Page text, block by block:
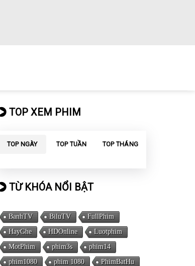
TOP XEM PHIM
TOP NGÀY TOP TUẦN TOP THÁNG
TỪ KHÓA NỔI BẬT
BanhTV BiluTV
FullPhim
HayGhe
HDOnline
Luotphim
MotPhim
phim3s
phim14
phim1080
phim 1080
PhimBatHu